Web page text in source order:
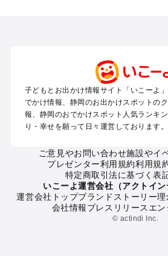
小田原・熱海・湯河原・真鶴のプールお
中伊豆・西伊豆・南伊豆のプールお出か
静岡・清水のプールお出かけ
三島・沼津のプールお出かけ
掛川・磐田・袋井のプールお出かけ
大井川・寸又峡・川根のプールお出かけ
静岡の定番お出かけスポット
静岡の遊園地
静岡の動物園
子どもとお出かけ情報サイト「いこーよ
でかけ情報、静岡のお出かけスポットの
報、静岡のおでかけスポット人気ランキ
り・幸せを願って日々運営しております。
ご意見やお問い合わせ施設やイ
プレゼンター利用規約利用規
特定商取引法に基づく表
いこーよ運営会社（アクトイン
運営会社トップブランドストーリー理
会社情報プレスリリース エ
© actindi Inc.